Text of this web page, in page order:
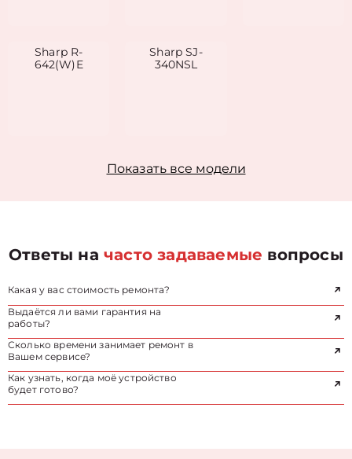
Sharp R-
642(W)E
Sharp SJ-
340NSL
Показать все модели
Ответы начасто задаваемые вопросы
Какая у вас стоимость ремонта?
Выдаётся ли вами гарантия на
работы?
Сколько времени занимает ремонт в
Вашем сервисе?
Как узнать, когда моё устройство
будет готово?